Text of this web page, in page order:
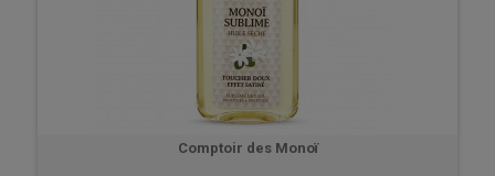
Comptoir des Monoï